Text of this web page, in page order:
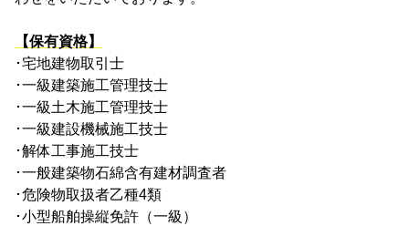
【保有資格】
･宅地建物取引士
･一級建築施工管理技士
･一級土木施工管理技士
･一級建設機械施工技士
･解体工事施工技士
･一般建築物石綿含有建材調査者
･危険物取扱者乙種4類
･小型船舶操縦免許（一級）